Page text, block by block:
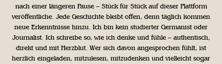
nach einer längeren Pause – Stück für Stück auf dieser Plattform
veröffentliche. Jede Geschichte bleibt offen, denn täglich kommen
neue Erkenntnisse hinzu. Ich bin kein studierter Germanist oder
Journalist. Ich schreibe so, wie ich denke und fühle – authentisch,
direkt und mit Herzblut. Wer sich davon angesprochen fühlt, ist
herzlich eingeladen, mitzulesen, mitzudenken und vielleicht sogar